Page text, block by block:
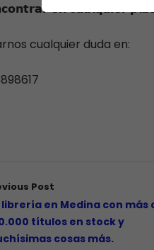
𝗲𝗻 𝗰𝘂𝗮𝗹𝗾𝘂𝗶𝗲𝗿
cualquier duda en:
Post
librería en Medina con más
títulos en stock y
cosas más.